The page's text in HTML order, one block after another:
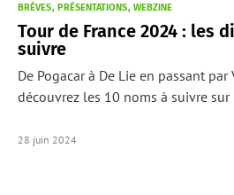
BRÈVES PRÉSENTATIONS WEBZINE
Tour de France 2024 : les
suivre
De Pogacar à De Lie en passant
découvrez les 10 noms à suivre
28 juin 2024